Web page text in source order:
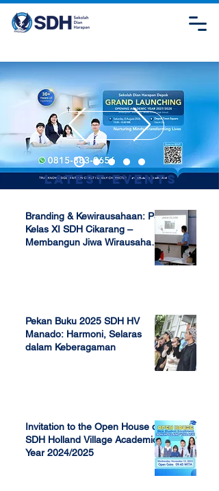
Latest Events
Branding & Kewirausahaan: P5
Kelas XI SDH Cikarang –
Membangun Jiwa Wirausaha
Pekan Buku 2025 SDH HV
Manado: Harmoni, Selaras
dalam Keberagaman
Invitation to the Open House of
SDH Holland Village Academic
Year 2024/2025